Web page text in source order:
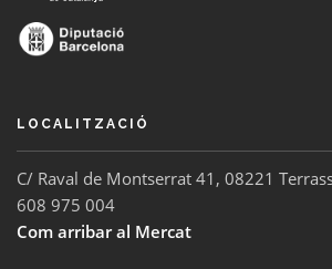
LOCALITZACIÓ
C/ Raval de Montserrat 41, 08221
608 975 004
Com arribar al Mercat